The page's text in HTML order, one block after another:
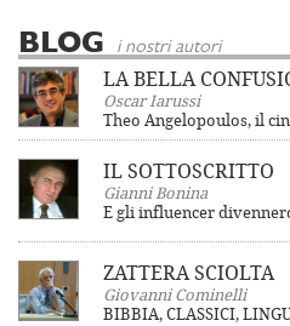
BLOG i nostri autori
LA BELLA
Oscar Iarussi
Theo Angelopoulos, il
IL SOTTOSCRITTO
Gianni Bonina
E gli influencer
ZATTERA SCIOLTA
Giovanni Cominelli
BIBBIA, CLASSICI,